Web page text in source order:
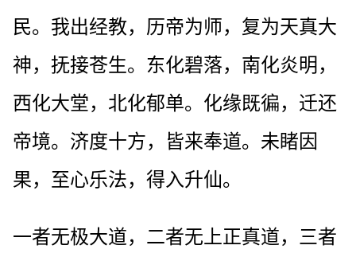
民。我出经教，历帝为师，复为天真大
神，抚接苍生。东化碧落，南化炎明，
西化大堂，北化郁单。化缘既徧，迁还
帝境。济度十方，皆来奉道。未睹因
果，至心乐法，得入升仙。
一者无极大道，二者无上正真道，三者